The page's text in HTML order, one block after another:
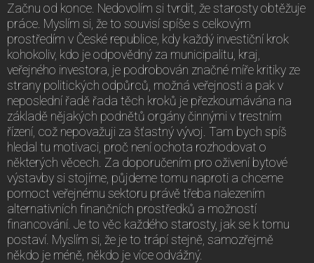
Začnu od konce. Nedovolím si tvrdit, že starosty obtěžuje
práce. Myslím si, že to souvisí spíše s celkovým
prostředím v České republice, kdy každý investiční krok
kohokoliv, kdo je odpovědný za municipalitu, kraj,
veřejného investora, je podrobován značné míře kritiky ze
strany politických odpůrců, možná veřejnosti a pak v
neposlední řadě řada těch kroků je přezkoumávána na
základě nějakých podnětů orgány činnými v trestním
řízení, což nepovažuji za šťastný vývoj. Tam bych spíš
hledal tu motivaci, proč není ochota rozhodovat o
některých věcech. Za doporučením pro oživení bytové
výstavby si stojíme, půjdeme tomu naproti a chceme
pomoct veřejnému sektoru právě třeba nalezením
alternativních finančních prostředků a možností
financování. Je to věc každého starosty, jak se k tomu
postaví. Myslím si, že je to trápí stejně, samozřejmě
někdo je méně, někdo je více odvážný.